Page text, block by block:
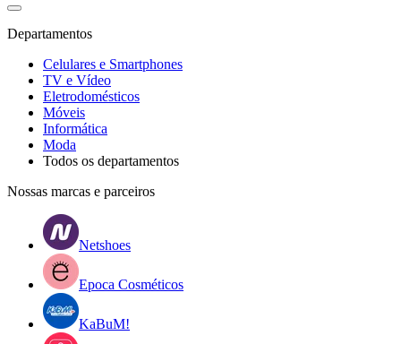
Departamentos
Celulares e Smartphones
TV e Vídeo
Eletrodomésticos
Móveis
Informática
Moda
Todos os departamentos
Nossas marcas e parceiros
Netshoes
Epoca Cosméticos
KaBuM!